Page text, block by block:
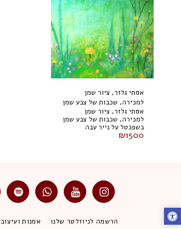
אסתי גלזר, ציור שמן
למכירה, שכבות של צבע שמן
בשפכטל על נייר עבה
במיוחד, 65 על 50 ס"מ
אסתי גלזר, ציור שמן
למכירה, שכבות של צבע שמן
בשפכטל על נייר עבה
במיוחד, 65 על 50 ס"מ
₪1500
הרשמה לניוזלטר שלנו אמנות ועיצוב